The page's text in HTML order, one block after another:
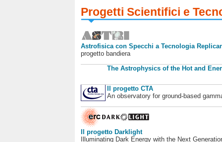
Progetti Scientifici e
Astrofisica con Specchi a Tecnologia
progetto bandiera
The Astrophysics of the Hot and
Il progetto CTA
An observatory for ground-based
Il progetto Darklight
Illuminating Dark Energy with the Next